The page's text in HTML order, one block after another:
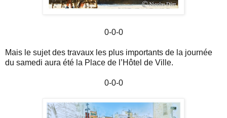
0-0-0
Mais le sujet des travaux les plus importants de la journée
du samedi aura été la Place de l’Hôtel de Ville.
0-0-0